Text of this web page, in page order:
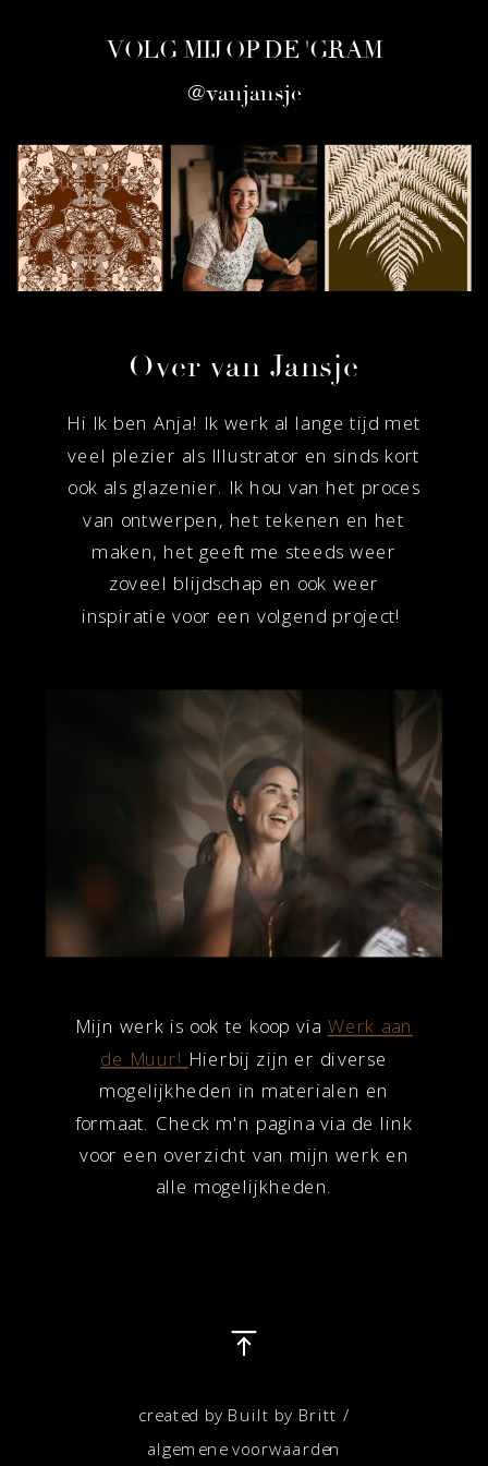
be
chosen
the
product
page
may
chosen
the
product
page
may
the
product
page
@vanjansje
VOLG MIJ OP DE 'GRAM
Hi Ik ben Anja! Ik werk al lange tijd met
veel plezier als Illustrator en sinds kort
ook als glazenier. Ik hou van het proces
van ontwerpen, het tekenen en het
maken, het geeft me steeds weer
zoveel blijdschap en ook weer
inspiratie voor een volgend project!
Over van Jansje
Mijn werk is ook te koop via Werk aan
de Muur! Hierbij zijn er diverse
mogelijkheden in materialen en
formaat. Check m'n pagina via de link
voor een overzicht van mijn werk en
alle mogelijkheden.
created by Built by Britt /
algemene voorwaarden